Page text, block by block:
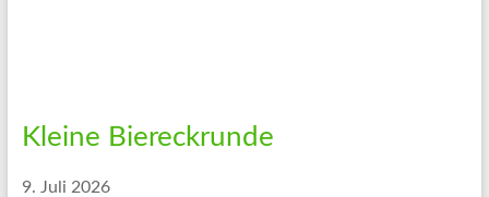
Kleine Biereckrunde
9. Juli 2026